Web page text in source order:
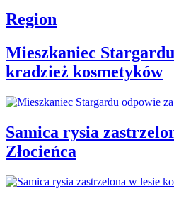
Region
Mieszkaniec
kradzież kosmetyków
Samica rysia
Złocieńca